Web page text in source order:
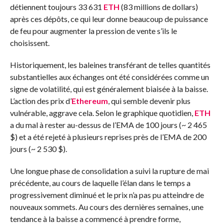
détiennent toujours 33 631 ETH (83 millions de dollars)
après ces dépôts, ce qui leur donne beaucoup de puissance
de feu pour augmenter la pression de vente s’ils le
choisissent.
Historiquement, les baleines transférant de telles quantités
substantielles aux échanges ont été considérées comme un
signe de volatilité, qui est généralement biaisée à la baisse.
L’action des prix d’Ethereum, qui semble devenir plus
vulnérable, aggrave cela. Selon le graphique quotidien, ETH
a du mal à rester au-dessus de l’EMA de 100 jours (~ 2 465
$) et a été rejeté à plusieurs reprises près de l’EMA de 200
jours (~ 2 530 $).
Une longue phase de consolidation a suivi la rupture de mai
précédente, au cours de laquelle l’élan dans le temps a
progressivement diminué et le prix n’a pas pu atteindre de
nouveaux sommets. Au cours des dernières semaines, une
tendance à la baisse a commencé à prendre forme,